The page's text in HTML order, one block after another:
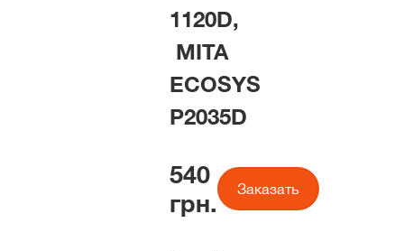
1120D,
MITA
ECOSYS
P2035D
540
грн.
Заказать